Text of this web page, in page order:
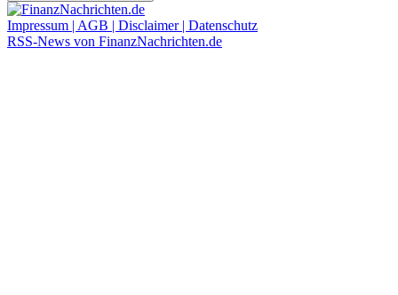
Impressum | AGB | Disclaimer | Datenschutz
RSS-News von FinanzNachrichten.de